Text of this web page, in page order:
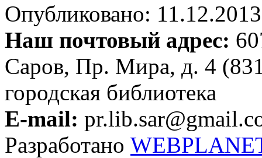
Опубликовано:
Наш почтовый адрес:
Саров, Пр. Мира, д. 4
городская библиотека
E-mail:
Разработано